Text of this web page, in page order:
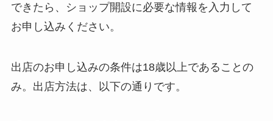
できたら、ショップ開設に必要な情報を入力して
お申し込みください。
出店のお申し込みの条件は18歳以上であることの
み。出店方法は、以下の通りです。